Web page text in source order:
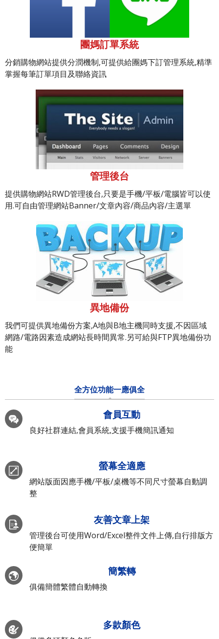
團媽訂單系統
分銷購物網站提供分潤機制,可提供給團媽下訂管理系統,精準
掌握每筆訂單項目及聯絡資訊
管理後台
提供購物網站RWD管理後台,只要是手機/平板/電腦皆可以使
用.可自由管理網站Banner/文章內容/商品內容/主選單
異地備份
我們可提供異地備份方案,A地與B地主機同時支援,不因區域
網路/電路因素造成網站長時間異常.另可給與FTP異地備份功
能
全方位功能一應俱全
會員互動
良好社群連結,會員系統,支援手機簡訊通知
螢幕全適應
網站版面因應手機/平板/桌機等不同尺寸螢幕自動調
整
友善文章上架
管理後台可使用Word/Excel整件文件上傳,自行排版方
便簡單
簡繁轉
俱備簡體繁體自動轉換
多款顏色